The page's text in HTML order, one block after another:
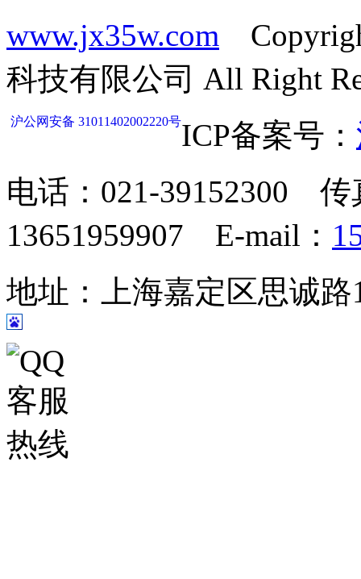
www.jx35w.com
科技有限公司 All Right
沪公网安备 31011402002220号ICP备案号：
电话：021-39152300
13651959907 E-mail：
地址：上海嘉定区思诚